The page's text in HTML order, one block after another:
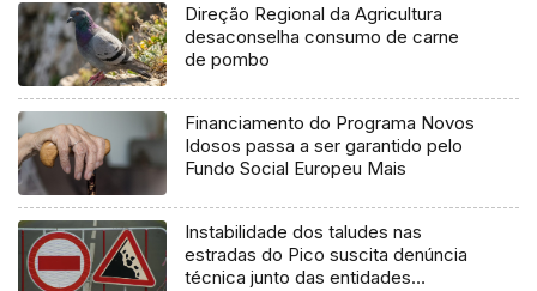
Direção Regional da Agricultura
desaconselha consumo de carne
de pombo
Financiamento do Programa Novos
Idosos passa a ser garantido pelo
Fundo Social Europeu Mais
Instabilidade dos taludes nas
estradas do Pico suscita denúncia
técnica junto das entidades